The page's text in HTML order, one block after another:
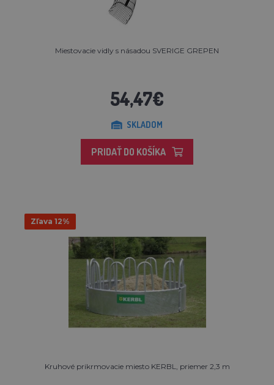
Miestovacie vidly s násadou SVERIGE GREPEN
54,47€
SKLADOM
PRIDAŤ DO KOŠÍKA
Zľava 12%
Kruhové prikrmovacie miesto KERBL, priemer 2,3 m